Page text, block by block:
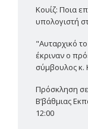
Κουίζ: Ποια
υπολογιστή
"Αυταρχικό
έκριναν ο
σύμβουλος κ.
Πρόσκληση σε
Β’βάθμιας
12:00